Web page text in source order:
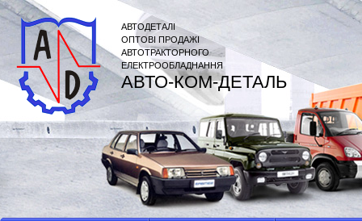
АВТОДЕТАЛІ
ОПТОВІ ПРОДАЖІ
АВТОТРАКТОРНОГО
ЕЛЕКТРООБЛАДНАННЯ
АВТО-КОМ-ДЕТАЛЬ